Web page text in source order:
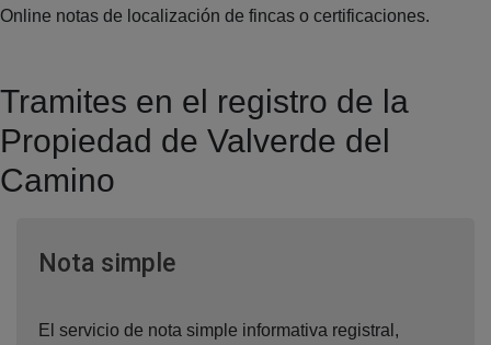
Online notas de localización de fincas o certificaciones.
Tramites en el registro de la
Propiedad de Valverde del
Camino
Nota simpleVentana nueva
El servicio de nota simple informativa registral,